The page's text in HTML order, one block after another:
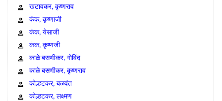
खटावकर, कृष्णराव
कंक, कृष्णाजी
कंक, येसाजी
कंक, कृष्णजी
काळे बसणीकर, गोविंद
काळे बसणीकर, कृष्णराव
कोल्हटकर, बळवंत
कोल्हटकर, लक्ष्मण